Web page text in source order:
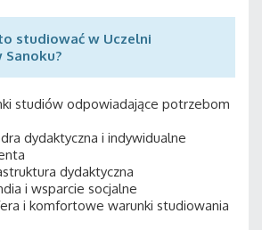
studiować w Uczelni
studiów odpowiadające potrzebom
dydaktyczna i indywidualne
dydaktyczna
i wsparcie socjalne
i komfortowe warunki studiowania